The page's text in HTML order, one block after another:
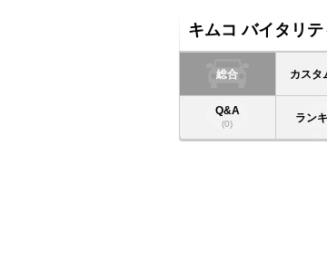
キムコ バイタリ
総合 カスタ
Q&A
(0) ラン